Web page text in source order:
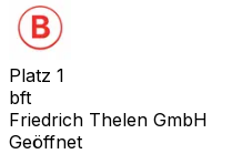
Platz 1
bft
Friedrich Thelen GmbH
Geöffnet